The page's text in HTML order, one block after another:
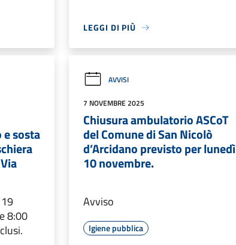
LEGGI DI PIÙ
sosta
8:00
AVVISI
7 NOVEMBRE 2025
Chiusura ambulatorio ASCoT
del Comune di San Nicolò
d’Arcidano previsto per lunedì
10 novembre.
Avviso
Igiene pubblica